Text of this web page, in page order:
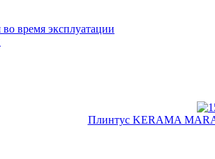
время эксплуатации
Плинтус KERAMA